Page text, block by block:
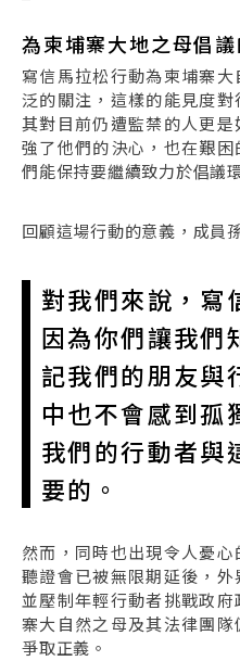
為柬埔寨大地之母倡
寫信馬拉松行動為柬埔寨
泛的關注，這樣的能見度
其對目前仍遭監禁的人更
強了他們的決心，也在艱
們能保持要繼續致力於倡議
回顧這場行動的意義，成員
對我們來說，寫
因為你們讓我們
記我們的朋友與
中也不會感到孤
我們的行動者與
要的。
然而，同時也出現令人憂
聽證會已被無限期延後，
並壓制年輕行動者挑戰政
寨大自然之母及其法律團
爭取正義。